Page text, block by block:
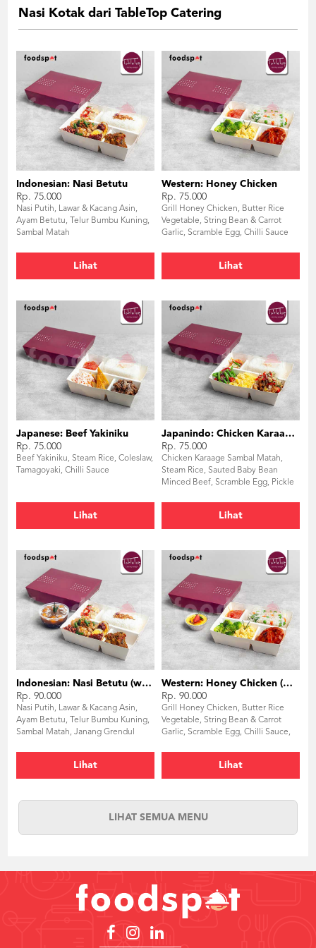
Nasi Kotak dari TableTop Catering
Indonesian: Nasi Betutu
Rp. 75.000
Nasi Putih, Lawar & Kacang Asin,
Ayam Betutu, Telur Bumbu Kuning,
Sambal Matah
Lihat
Western: Honey Chicken
Rp. 75.000
Grill Honey Chicken, Butter Rice
Vegetable, String Bean & Carrot
Garlic, Scramble Egg, Chilli Sauce
Lihat
Japanese: Beef Yakiniku
Rp. 75.000
Beef Yakiniku, Steam Rice, Coleslaw,
Tamagoyaki, Chilli Sauce
Lihat
Japanindo: Chicken Karaage Sambal Matah
Rp. 75.000
Chicken Karaage Sambal Matah,
Steam Rice, Sauted Baby Bean
Minced Beef, Scramble Egg, Pickle
Lihat
Indonesian: Nasi Betutu (with dessert)
Rp. 90.000
Nasi Putih, Lawar & Kacang Asin,
Ayam Betutu, Telur Bumbu Kuning,
Sambal Matah, Janang Grendul
Lihat
Western: Honey Chicken (with dessert)
Rp. 90.000
Grill Honey Chicken, Butter Rice
Vegetable, String Bean & Carrot
Garlic, Scramble Egg, Chilli Sauce,
Lihat
LIHAT SEMUA MENU